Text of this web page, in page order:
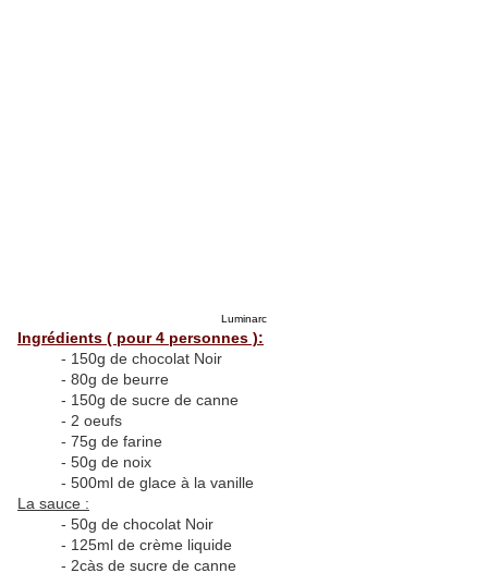
Luminarc
Ingrédients ( pour 4 personnes ):
- 150g de chocolat Noir
- 80g de beurre
- 150g de sucre de canne
- 2 oeufs
- 75g de farine
- 50g de noix
- 500ml de glace à la vanille
La sauce :
- 50g de chocolat Noir
- 125ml de crème liquide
- 2càs de sucre de canne